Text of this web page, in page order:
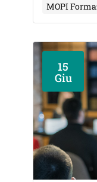
MOPI
15
Giu